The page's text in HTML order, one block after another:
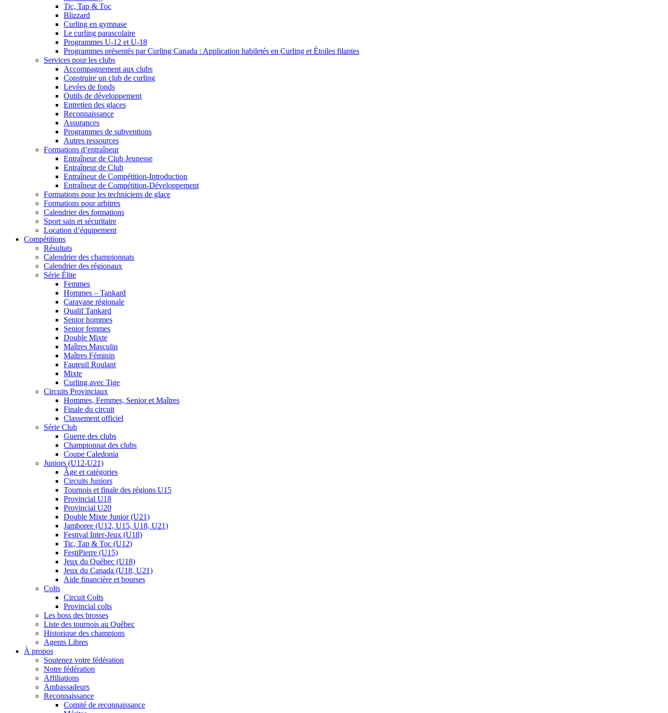
Tic, Tap & Toc
Blizzard
Curling en gymnase
Le curling parascolaire
Programmes U-12 et U-18
Programmes présentés par Curling Canada : Application habiletés en Curling et Étoiles filantes
Services pour les clubs
Accompagnement aux clubs
Construire un club de curling
Levées de fonds
Outils de développement
Entretien des glaces
Reconnaissance
Assurances
Programmes de subventions
Autres ressources
Formations d’entraîneur
Entraîneur de Club Jeunesse
Entraîneur de Club
Entraîneur de Compétition-Introduction
Entraîneur de Compétition-Développement
Formations pour les techniciens de glace
Formations pour arbitres
Calendrier des formations
Sport sain et sécuritaire
Location d’équipement
Compétitions
Résultats
Calendrier des championnats
Calendrier des régionaux
Série Élite
Femmes
Hommes – Tankard
Caravane régionale
Qualif Tankard
Senior hommes
Senior femmes
Double Mixte
Maîtres Masculin
Maîtres Féminin
Fauteuil Roulant
Mixte
Curling avec Tige
Circuits Provinciaux
Hommes, Femmes, Senior et Maîtres
Finale du circuit
Classement officiel
Série Club
Guerre des clubs
Championnat des clubs
Coupe Caledonia
Juniors (U12-U21)
Âge et catégories
Circuits Juniors
Tournois et finale des régions U15
Provincial U18
Provincial U20
Double Mixte Junior (U21)
Jamboree (U12, U15, U18, U21)
Festival Inter-Jeux (U18)
Tic, Tap & Toc (U12)
FestiPierre (U15)
Jeux du Québec (U18)
Jeux du Canada (U18, U21)
Aide financière et bourses
Colts
Circuit Colts
Provincial colts
Les boss des brosses
Liste des tournois au Québec
Historique des champions
Agents Libres
À propos
Soutenez votre fédération
Notre fédération
Affiliations
Ambassadeurs
Reconnaissance
Comité de reconnaissance